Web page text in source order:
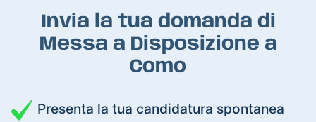
Invia la tua domanda di
Messa a Disposizione a
Como
Presenta la tua candidatura spontanea